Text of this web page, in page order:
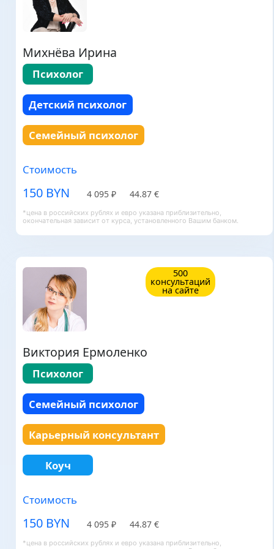
Михнёва Ирина
Психолог
Детский психолог
Семейный психолог
Стоимость
150 BYN 4 095 ₽ 44.87 €
*цена в российских рублях и евро указана приблизительно,
окончательная зависит от курса, установленного Вашим банком.
500
консультаций
на сайте
Виктория Ермоленко
Психолог
Семейный психолог
Карьерный консультант
Коуч
Стоимость
150 BYN 4 095 ₽ 44.87 €
*цена в российских рублях и евро указана приблизительно,